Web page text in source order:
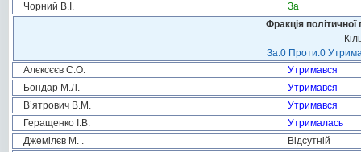
Чорний В.І.
За
Фракція
За:0 Проти:0
Алєксєєв С.О.
Утримався
Бондар М.Л.
Утримався
В’ятрович В.М.
Утримався
Геращенко І.В.
Утрималась
Джемілєв М. .
Відсутній